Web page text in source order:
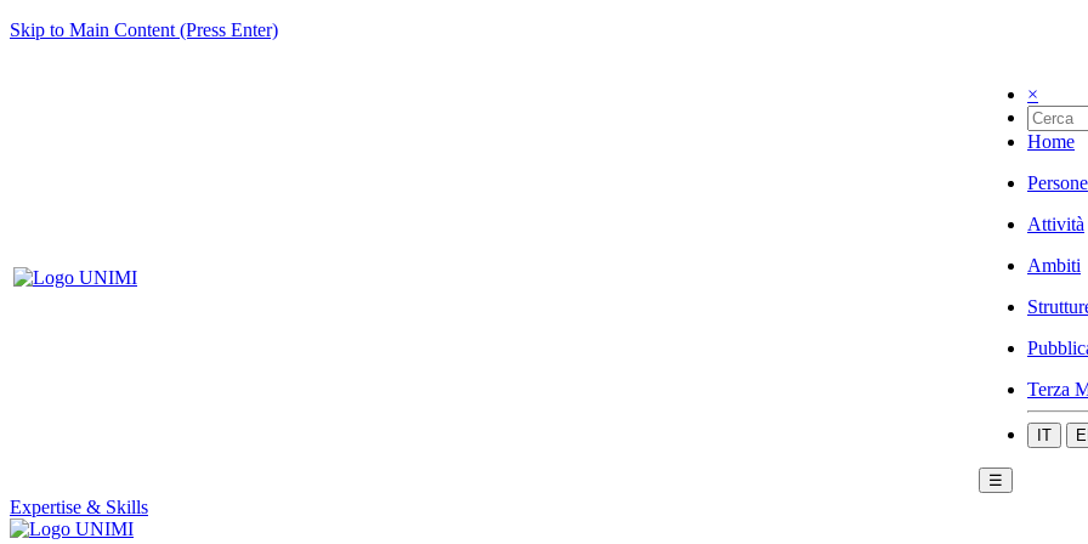
Skip to Main Content (Press Enter)
×
Home
Persone
Attività
Ambiti
Terza
IT
☰
Expertise & Skills